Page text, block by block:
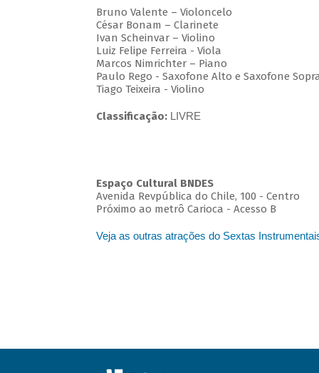
Bruno Valente – Violoncelo
César Bonam – Clarinete
Ivan Scheinvar – Violino
Luiz Felipe Ferreira - Viola
Marcos Nimrichter – Piano
Paulo Rego - Saxofone Alto e Saxofone
Tiago Teixeira - Violino
Classificação: LIVRE
Espaço Cultural BNDES
Avenida Revpública do Chile, 100 - Centro
Próximo ao metrô Carioca - Acesso B
Veja as outras atrações do Sextas